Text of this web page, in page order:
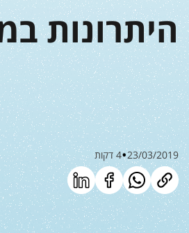
היתרונות
23/03/2019 4 דקות